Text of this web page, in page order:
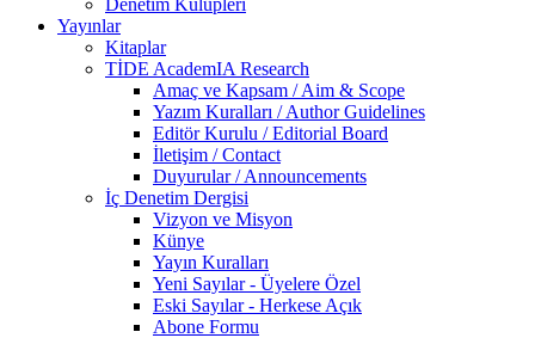
Denetim Kulüpleri
Yayınlar
Kitaplar
TİDE AcademIA Research
Amaç ve Kapsam / Aim & Scope
Yazım Kuralları / Author Guidelines
Editör Kurulu / Editorial Board
İletişim / Contact
Duyurular / Announcements
İç Denetim Dergisi
Vizyon ve Misyon
Künye
Yayın Kuralları
Yeni Sayılar - Üyelere Özel
Eski Sayılar - Herkese Açık
Abone Formu